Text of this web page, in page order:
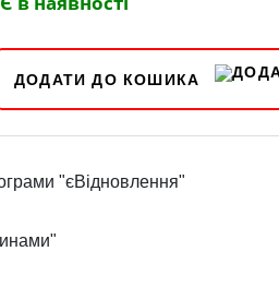
ДОДАТИ ДО КОШИКА